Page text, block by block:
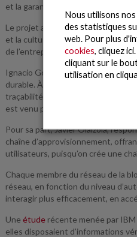
et la garantie de la sécurité
Le projet a commencé par la
et la culture des crevettes
de l’entreprise en Espagne.
Ignacio González, CEO du
durable. À travers ce projet
traçabilité de nos produits de la
est venu pour les entreprises du
Pour sa part, Javier Olaizola,
chaîne d’approvisionnement,
utilisateurs, puisqu’on crée une
Chaque membre du réseau de la
réseau, en fonction du niveau
interagir plus efficacement, en
Une étude récente menée par
elles disposaient d’informations
Nous utilisons
des statistiques
web. Pour plus
cookies , cliquez
cliquant sur le
utilisation en